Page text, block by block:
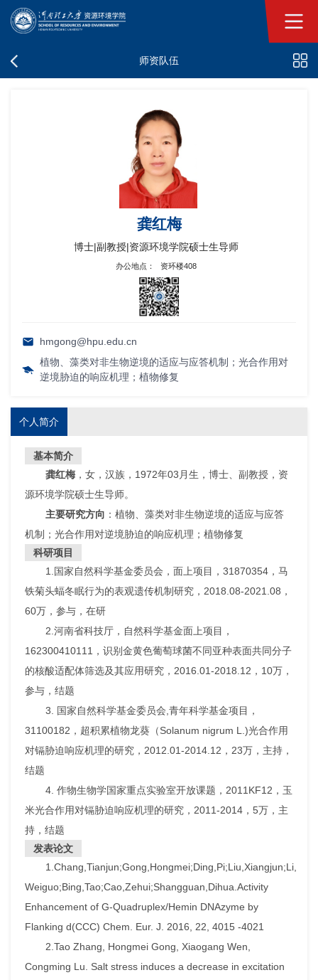
师资队伍
龚红梅
博士|副教授|资源环境学院硕士生导师
办公地点： 资环楼408
hmgong@hpu.edu.cn
植物、藻类对非生物逆境的适应与应答机制；光合作用对
逆境胁迫的响应机理；植物修复
个人简介
基本简介
龚红梅，女，汉族，1972年03月生，博士、副教授，资
源环境学院硕士生导师。
主要研究方向 ：植物、藻类对非生物逆境的适应与应答
机制；光合作用对逆境胁迫的响应机理；植物修复
科研项目
1.国家自然科学基金委员会，面上项目，31870354，马
铁菊头蝠冬眠行为的表观遗传机制研究，2018.08-2021.08，
60万，参与，在研
2.河南省科技厅，自然科学基金面上项目，
162300410111，识别金黄色葡萄球菌不同亚种表面共同分子
的核酸适配体筛选及其应用研究，2016.01-2018.12，10万，
参与，结题
3. 国家自然科学基金委员会,青年科学基金项目，
31100182，超积累植物龙葵（Solanum nigrum L.)光合作用
对镉胁迫响应机理的研究，2012.01-2014.12，23万，主持，
结题
4. 作物生物学国家重点实验室开放课题，2011KF12，玉
米光合作用对镉胁迫响应机理的研究，2011-2014，5万，主
持，结题
发表论文
1.Chang,Tianjun;Gong,Hongmei;Ding,Pi;Liu,Xiangjun;Li,
Weiguo;Bing,Tao;Cao,Zehui;Shangguan,Dihua.Activity
Enhancement of G-Quadruplex/Hemin DNAzyme by
Flanking d(CCC) Chem. Eur. J. 2016, 22, 4015 -4021
2.Tao Zhang, Hongmei Gong, Xiaogang Wen,
Congming Lu. Salt stress induces a decrease in excitation